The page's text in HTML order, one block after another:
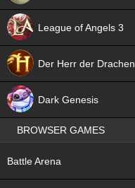
League of Angels 3
Der Herr der Drachen
Dark Genesis
BROWSER GAMES
Battle Arena